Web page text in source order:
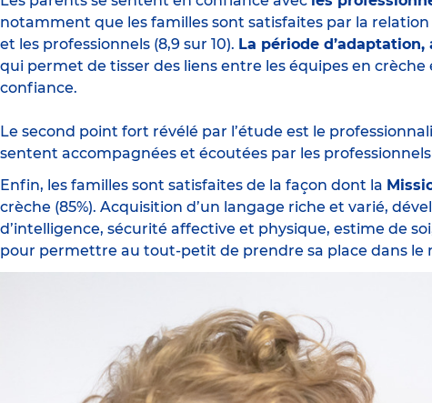
notamment que les familles sont satisfaites par la
et les professionnels (8,9 sur 10). La période
qui permet de tisser des liens entre les équipes en
confiance.
Le second point fort révélé par l’étude est le
sentent accompagnées et écoutées par les
Enfin, les familles sont satisfaites de la façon dont la
crèche (85%). Acquisition d’un langage riche et varié,
d’intelligence, sécurité affective et physique, estime de
pour permettre au tout-petit de prendre sa place dans le